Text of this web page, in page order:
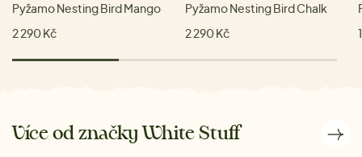
Pyžamo Nesting Bird Mango
2 290 Kč
Pyžamo Nesting Bird Chalk
2 290 Kč
Více od značky White Stuff